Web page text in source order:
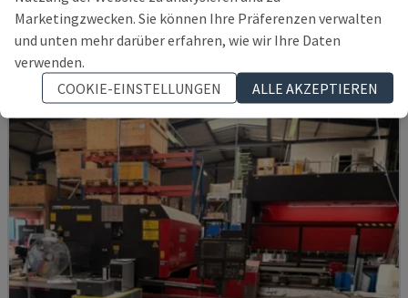
BYSTRONIC - CO2-LASERSCHNEIDMASCHINE
NIEDERLANDE 2006
Marketingzwecken. Sie können Ihre Präferenzen verwalten
und unten mehr darüber erfahren, wie wir Ihre Daten
verwenden.
COOKIE-EINSTELLUNGEN
ALLE AKZEPTIEREN